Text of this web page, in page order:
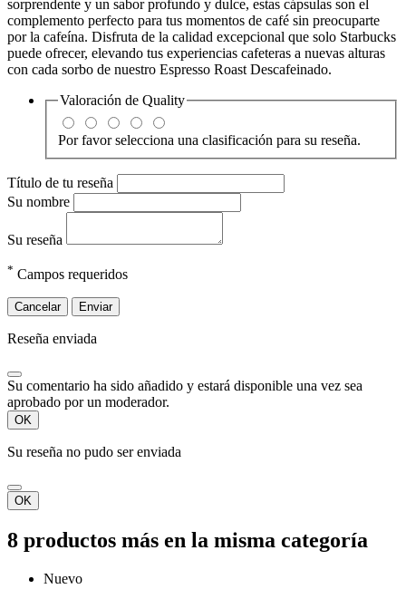
sorprendente y un sabor profundo y dulce, estas cápsulas son el
complemento perfecto para tus momentos de café sin preocuparte
por la cafeína. Disfruta de la calidad excepcional que solo Starbucks
puede ofrecer, elevando tus experiencias cafeteras a nuevas alturas
con cada sorbo de nuestro Espresso Roast Descafeinado.
Valoración de Quality
Por favor selecciona una clasificación para su reseña.
Título de tu reseña
Su nombre
Su reseña
* Campos requeridos
Cancelar Enviar
Reseña enviada
Su comentario ha sido añadido y estará disponible una vez sea
aprobado por un moderador.
OK
Su reseña no pudo ser enviada
OK
8 productos más en la misma categoría
Nuevo